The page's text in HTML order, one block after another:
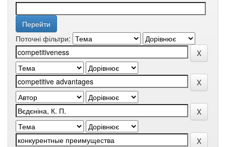
Поточні фільтри: